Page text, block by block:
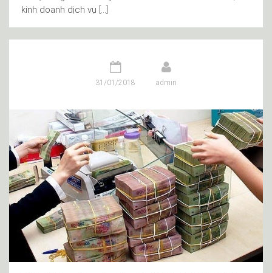
kinh doanh dịch vụ […]
31/01/2018 admin